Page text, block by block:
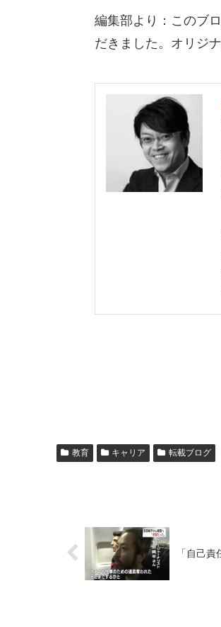
編集部より：このブ
だきました。オリジ
教育 キャリア 転載ブログ
「自己